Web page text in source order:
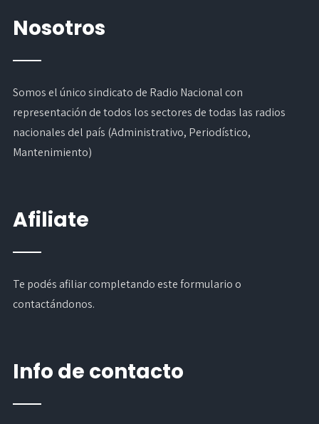
Nosotros
Somos el único sindicato de Radio Nacional con
representación de todos los sectores de todas las radios
nacionales del país (Administrativo, Periodístico,
Mantenimiento)
Afiliate
Te podés afiliar completandoeste formularioo
contactándonos.
Info de contacto